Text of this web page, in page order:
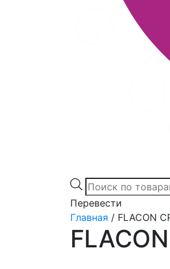
Products
search
Перевести
Главная / FLACON